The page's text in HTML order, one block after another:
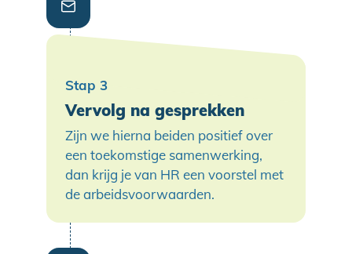
Vervolg na gesprekken
Zijn we hierna beiden positief over
een toekomstige samenwerking,
dan krijg je van HR een voorstel met
de arbeidsvoorwaarden.